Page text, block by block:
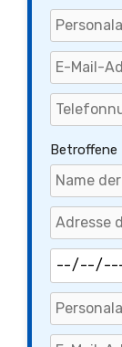
Betroffene